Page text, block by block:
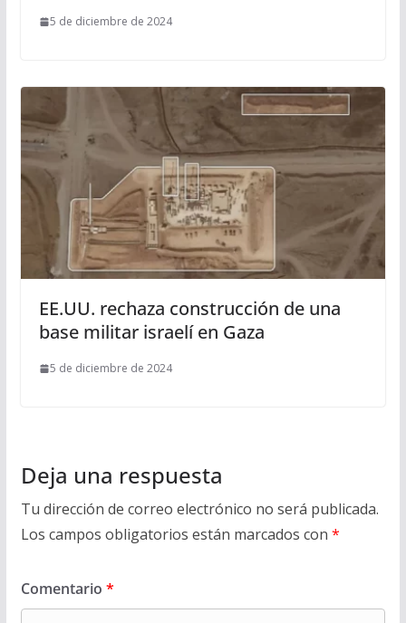
5 de diciembre de 2024
EE.UU. rechaza construcción de una
base militar israelí en Gaza
5 de diciembre de 2024
Deja una respuesta
Tu dirección de correo electrónico no será publicada.
Los campos obligatorios están marcados con *
Comentario *